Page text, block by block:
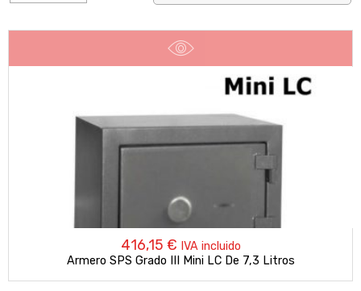
416,15 € IVA incluido
Armero SPS Grado III Mini LC De 7,3 Litros